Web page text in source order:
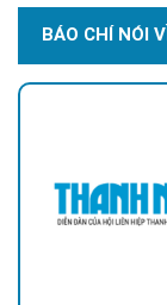
BÁO CHÍ NÓI